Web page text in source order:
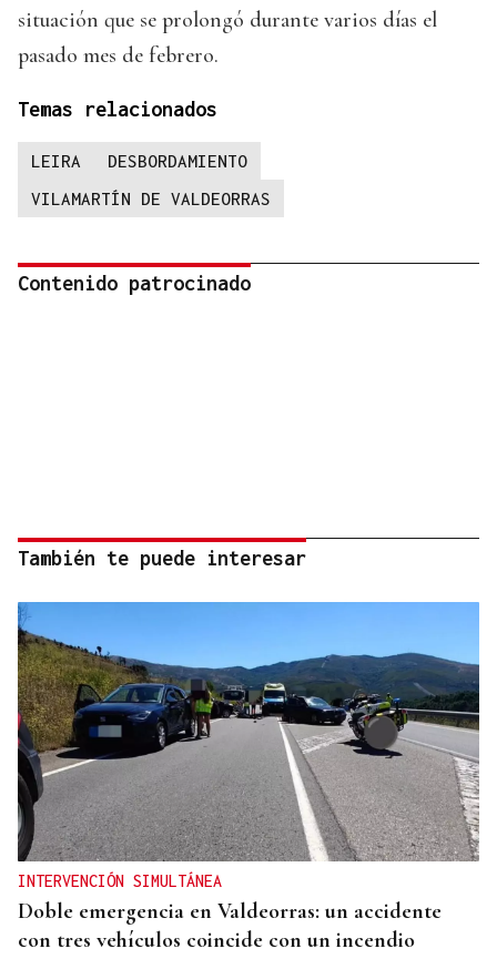
situación que se prolongó durante varios días el
pasado mes de febrero.
Temas relacionados
LEIRA
DESBORDAMIENTO
VILAMARTÍN DE VALDEORRAS
Contenido patrocinado
También te puede interesar
INTERVENCIÓN SIMULTÁNEA
Doble emergencia en Valdeorras: un accidente
con tres vehículos coincide con un incendio